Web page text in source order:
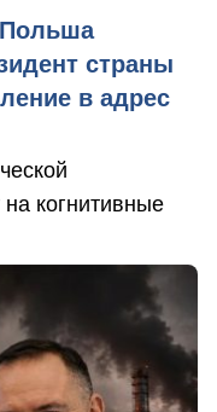
страны
в адрес
когнитивные